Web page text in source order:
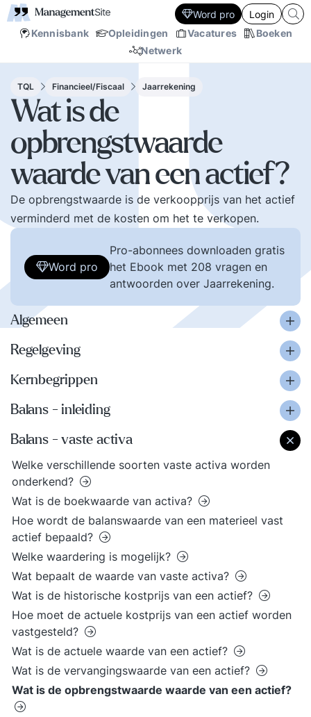
Kennisbank Opleidingen Vacatures
Boeken
Netwerk
Word pro Login
TQL Financieel/Fiscaal Jaarrekening
Wat is de
opbrengstwaarde
waarde van een actief?
De opbrengstwaarde is de verkoopprijs van het actief
verminderd met de kosten om het te verkopen.
Word pro
Pro-abonnees downloaden gratis
het Ebook met 208 vragen en
antwoorden over Jaarrekening.
Algemeen
Regelgeving
Kernbegrippen
Balans - inleiding
Balans - vaste activa
Welke verschillende soorten vaste activa worden
onderkend?
Wat is de boekwaarde van activa?
Hoe wordt de balanswaarde van een materieel vast
actief bepaald?
Welke waardering is mogelijk?
Wat bepaalt de waarde van vaste activa?
Wat is de historische kostprijs van een actief?
Hoe moet de actuele kostprijs van een actief worden
vastgesteld?
Wat is de actuele waarde van een actief?
Wat is de vervangingswaarde van een actief?
Wat is de opbrengstwaarde waarde van een actief?